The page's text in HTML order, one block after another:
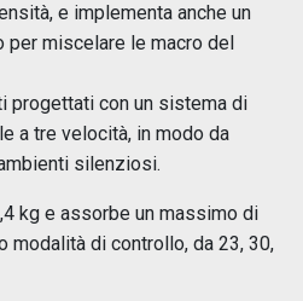
e implementa anche un
miscelare le macro del
progettati con un sistema di
a tre velocità, in modo da
silenziosi.
kg e assorbe un massimo di
modalità di controllo, da 23, 30,